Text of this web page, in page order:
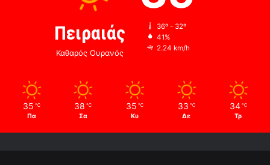
Πειραιάς
Καθαρός Ουρανός
36º - 32º
41%
2.24 km/h
35 ℃
Πα
38 ℃
Σα
35 ℃
Κυ
33 ℃
Δε
34 ℃
Τρ